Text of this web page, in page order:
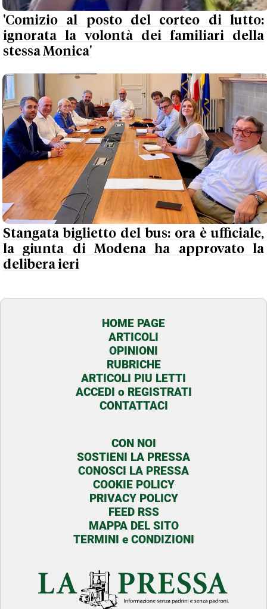
'Comizio al posto del corteo di lutto:
ignorata la volontà dei familiari della
stessa Monica'
Stangata biglietto del bus: ora è ufficiale,
la giunta di Modena ha approvato la
delibera ieri
HOME PAGE
ARTICOLI
OPINIONI
RUBRICHE
ARTICOLI PIU LETTI
ACCEDI o REGISTRATI
CONTATTACI
CON NOI
SOSTIENI LA PRESSA
CONOSCI LA PRESSA
COOKIE POLICY
PRIVACY POLICY
FEED RSS
MAPPA DEL SITO
TERMINI e CONDIZIONI